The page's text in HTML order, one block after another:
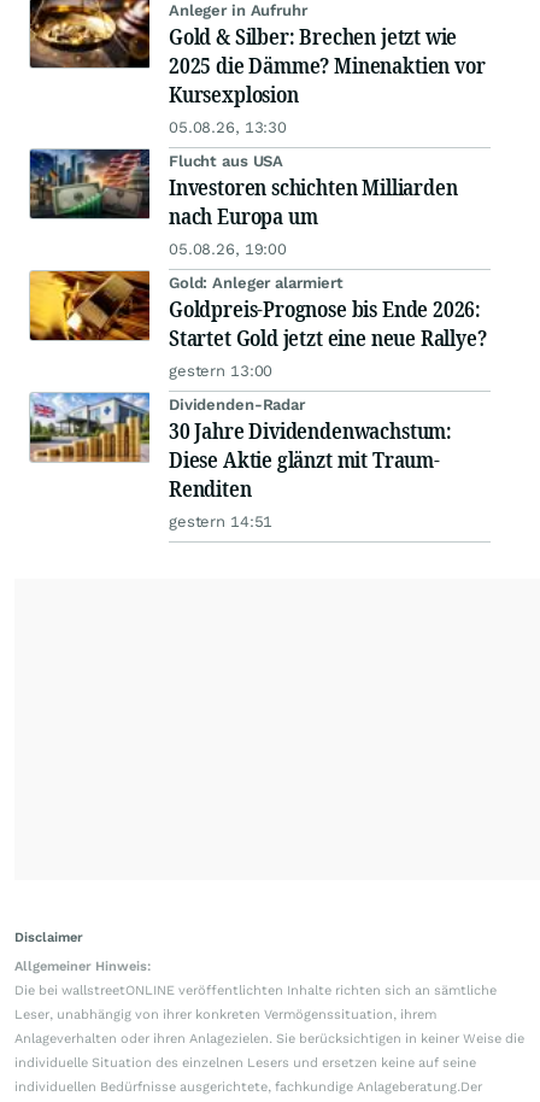
Anleger in Aufruhr
Gold & Silber: Brechen jetzt wie
2025 die Dämme? Minenaktien vor
Kursexplosion
05.08.26, 13:30
Flucht aus USA
Investoren schichten Milliarden
nach Europa um
05.08.26, 19:00
Gold: Anleger alarmiert
Goldpreis-Prognose bis Ende 2026:
Startet Gold jetzt eine neue Rallye?
gestern 13:00
Dividenden-Radar
30 Jahre Dividendenwachstum:
Diese Aktie glänzt mit Traum-
Renditen
gestern 14:51
Disclaimer
Allgemeiner Hinweis:
Die bei wallstreetONLINE veröffentlichten Inhalte richten sich an sämtliche
Leser, unabhängig von ihrer konkreten Vermögenssituation, ihrem
Anlageverhalten oder ihren Anlagezielen. Sie berücksichtigen in keiner Weise die
individuelle Situation des einzelnen Lesers und ersetzen keine auf seine
individuellen Bedürfnisse ausgerichtete, fachkundige Anlageberatung.Der